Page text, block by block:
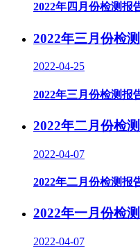
2022年四月份检测报
2022年三月份检
2022-04-25
2022年三月份检测报
2022年二月份检
2022-04-07
2022年二月份检测报
2022年一月份检
2022-04-07